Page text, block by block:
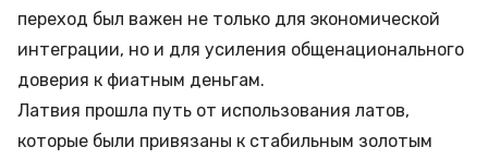
переход был важен не только для экономической
интеграции, но и для усиления общенационального
доверия к фиатным деньгам.
Латвия прошла путь от использования латов,
которые были привязаны к стабильным золотым